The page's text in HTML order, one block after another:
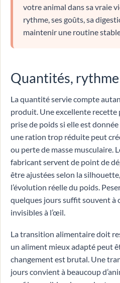
votre animal dans sa vraie
rythme, ses goûts, sa
maintenir une routine
Quantités,
La quantité servie compte
produit. Une excellente
prise de poids si elle est donnée
une ration trop réduite peut
ou perte de masse musculaire.
fabricant servent de point de
être ajustées selon la
l’évolution réelle du poids.
quelques jours suffit souvent à
invisibles à l’œil.
La transition alimentaire doit
un aliment mieux adapté peut
changement est brutal. Une
jours convient à beaucoup